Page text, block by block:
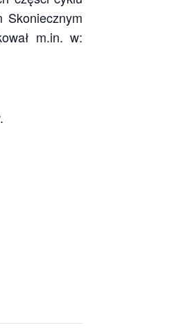
Skoniecznym
m.in. w: